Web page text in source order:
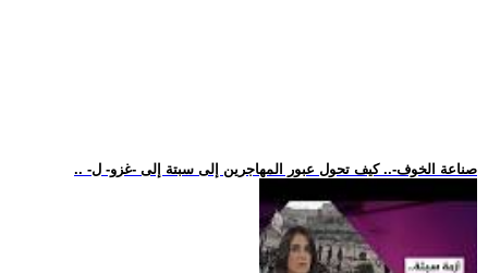
.. -صناعة الخوف-.. كيف تحول عبور المهاجرين إلى سبتة إلى -غزو- ل